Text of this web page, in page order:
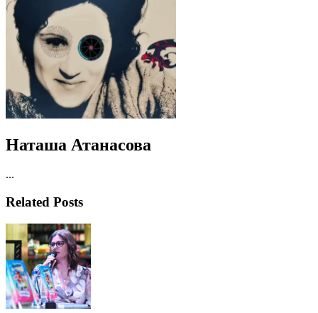
Наташа Атанасова
...
Related Posts